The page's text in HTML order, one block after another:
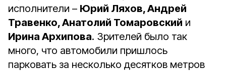
исполнители – Юрий Ляхов, Андрей
Травенко, Анатолий Томаровский и
Ирина Архипова. Зрителей было так
много, что автомобили пришлось
парковать за несколько десятков метров